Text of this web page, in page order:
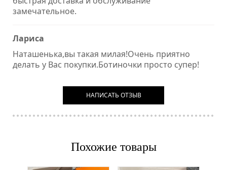
замечательное.
Лариса
Наташенька,вы такая милая!Очень приятно
делать у Вас покупки.Ботиночки просто супер!
НАПИСАТЬ ОТЗЫВ
Похожие товары